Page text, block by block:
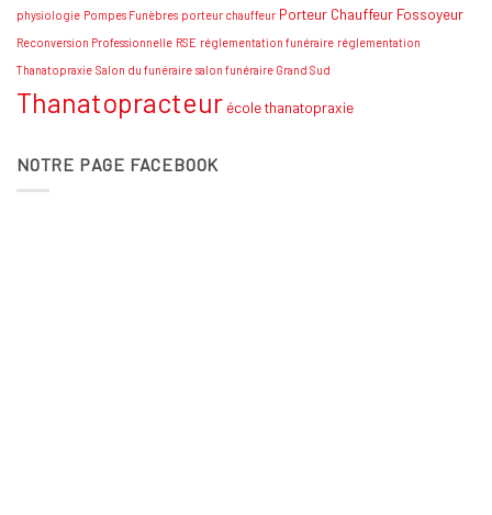
physiologie Pompes Funèbres porteur chauffeur Porteur Chauffeur Fossoyeur
Reconversion Professionnelle RSE réglementation funéraire réglementation
Thanatopraxie Salon du funéraire salon funéraire Grand Sud
Thanatopracteur école thanatopraxie
NOTRE PAGE FACEBOOK